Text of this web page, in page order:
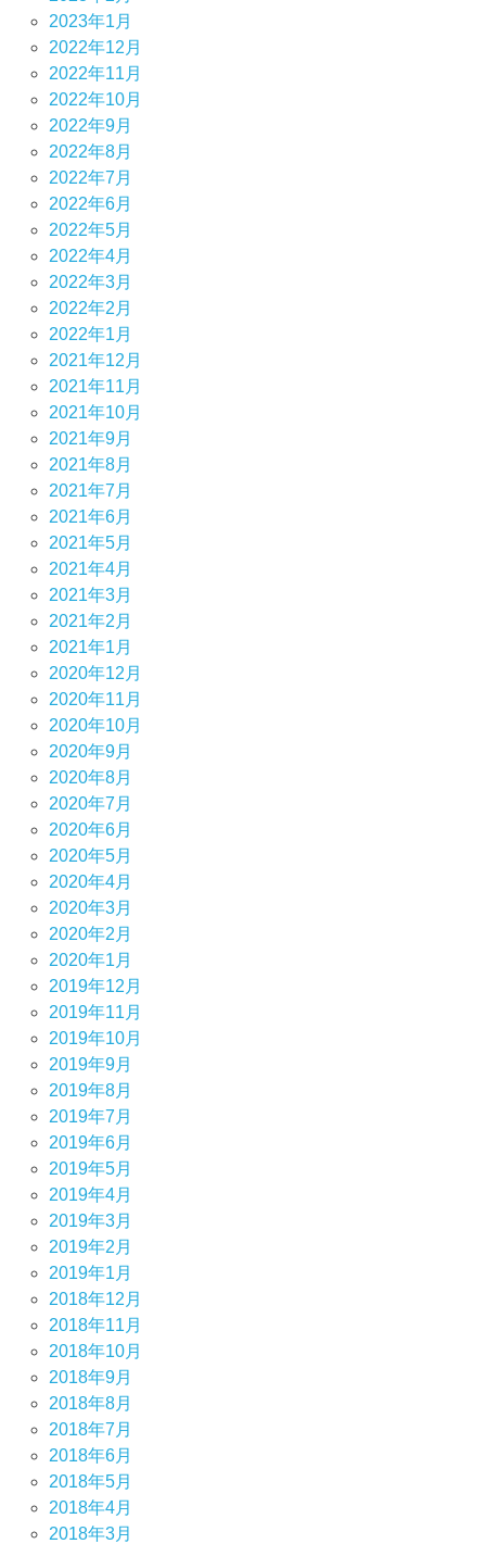
2023年1月
2022年12月
2022年11月
2022年10月
2022年9月
2022年8月
2022年7月
2022年6月
2022年5月
2022年4月
2022年3月
2022年2月
2022年1月
2021年12月
2021年11月
2021年10月
2021年9月
2021年8月
2021年7月
2021年6月
2021年5月
2021年4月
2021年3月
2021年2月
2021年1月
2020年12月
2020年11月
2020年10月
2020年9月
2020年8月
2020年7月
2020年6月
2020年5月
2020年4月
2020年3月
2020年2月
2020年1月
2019年12月
2019年11月
2019年10月
2019年9月
2019年8月
2019年7月
2019年6月
2019年5月
2019年4月
2019年3月
2019年2月
2019年1月
2018年12月
2018年11月
2018年10月
2018年9月
2018年8月
2018年7月
2018年6月
2018年5月
2018年4月
2018年3月